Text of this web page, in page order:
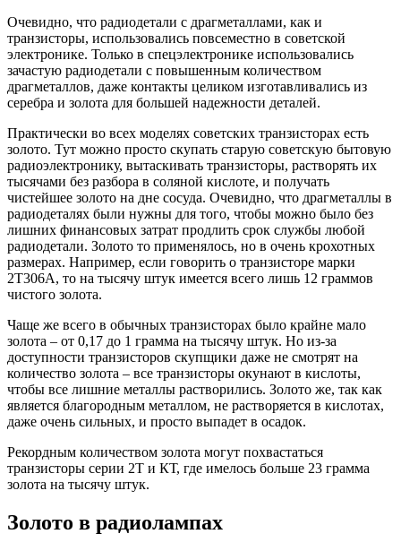
Очевидно, что радиодетали с драгметаллами, как и
транзисторы, использовались повсеместно в советской
электронике. Только в спецэлектронике использовались
зачастую радиодетали с повышенным количеством
драгметаллов, даже контакты целиком изготавливались из
серебра и золота для большей надежности деталей.
Практически во всех моделях советских транзисторах есть
золото. Тут можно просто скупать старую советскую бытовую
радиоэлектронику, вытаскивать транзисторы, растворять их
тысячами без разбора в соляной кислоте, и получать
чистейшее золото на дне сосуда. Очевидно, что драгметаллы в
радиодеталях были нужны для того, чтобы можно было без
лишних финансовых затрат продлить срок службы любой
радиодетали. Золото то применялось, но в очень крохотных
размерах. Например, если говорить о транзисторе марки
2Т306А, то на тысячу штук имеется всего лишь 12 граммов
чистого золота.
Чаще же всего в обычных транзисторах было крайне мало
золота – от 0,17 до 1 грамма на тысячу штук. Но из-за
доступности транзисторов скупщики даже не смотрят на
количество золота – все транзисторы окунают в кислоты,
чтобы все лишние металлы растворились. Золото же, так как
является благородным металлом, не растворяется в кислотах,
даже очень сильных, и просто выпадет в осадок.
Рекордным количеством золота могут похвастаться
транзисторы серии 2Т и КТ, где имелось больше 23 грамма
золота на тысячу штук.
Золото в радиолампах